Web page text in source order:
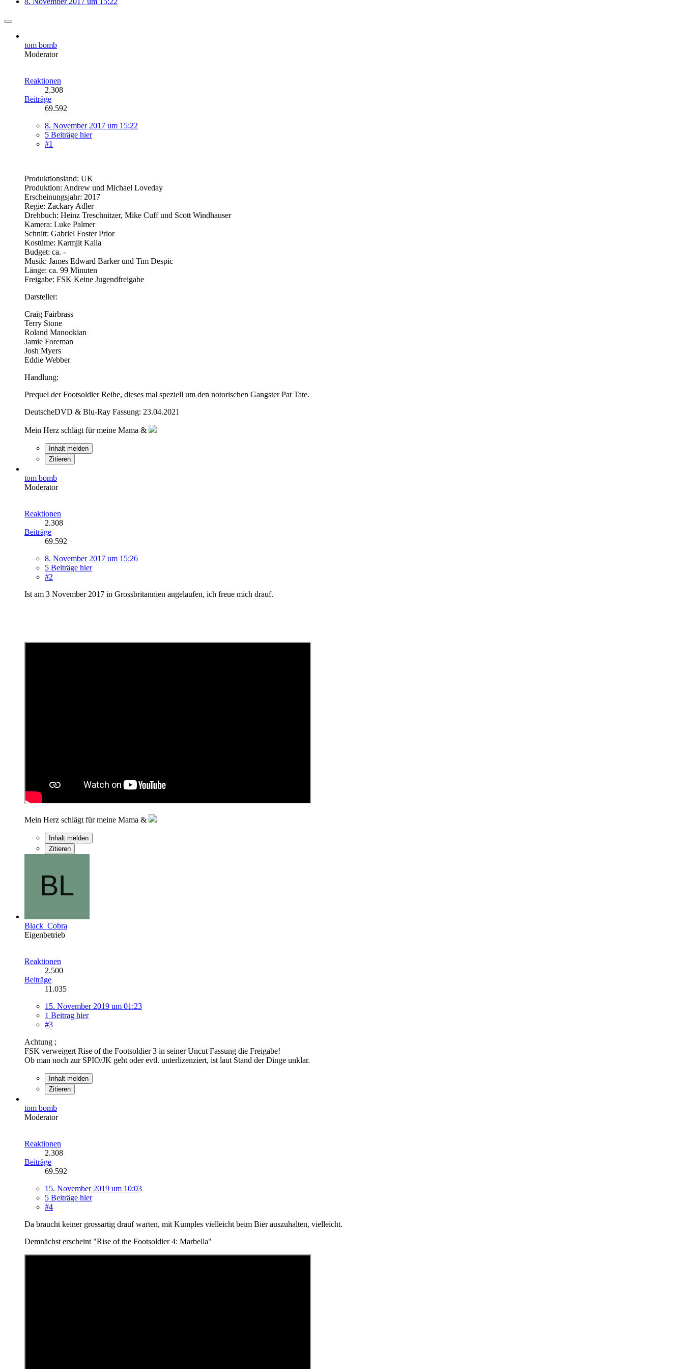
tom bomb
Moderator
Reaktionen
2.308
Beiträge
69.592
8. November 2017 um 15:22
5 Beiträge hier
#1
Produktionsland: UK
Produktion: Andrew und Michael Loveday
Erscheinungsjahr: 2017
Regie: Zackary Adler
Drehbuch: Heinz Treschnitzer, Mike Cuff und Scott Windhauser
Kamera: Luke Palmer
Schnitt: Gabriel Foster Prior
Kostüme: Karmjit Kalla
Budget: ca. -
Musik: James Edward Barker und Tim Despic
Länge: ca. 99 Minuten
Freigabe: FSK Keine Jugendfreigabe
Darsteller:
Craig Fairbrass
Terry Stone
Roland Manookian
Jamie Foreman
Josh Myers
Eddie Webber
Handlung:
Prequel der Footsoldier Reihe, dieses mal speziell um den notorischen Gangster Pat Tate.
DeutscheDVD & Blu-Ray Fassung: 23.04.2021
Mein Herz schlägt für meine Mama &
Inhalt melden
Zitieren
tom bomb
Moderator
Reaktionen
2.308
Beiträge
69.592
8. November 2017 um 15:26
5 Beiträge hier
#2
Ist am 3 November 2017 in Grossbritannien angelaufen, ich freue mich drauf.
Mein Herz schlägt für meine Mama &
Inhalt melden
Zitieren
Black_Cobra
Eigenbetrieb
Reaktionen
2.500
Beiträge
11.035
15. November 2019 um 01:23
1 Beitrag hier
#3
Achtung ;
FSK verweigert Rise of the Footsoldier 3 in seiner Uncut Fassung die Freigabe!
Ob man noch zur SPIO/JK geht oder evtl. unterlizenziert, ist laut Stand der Dinge unklar.
Inhalt melden
Zitieren
tom bomb
Moderator
Reaktionen
2.308
Beiträge
69.592
15. November 2019 um 10:03
5 Beiträge hier
#4
Da braucht keiner grossartig drauf warten, mit Kumples vielleicht beim Bier auszuhalten, vielleicht.
Demnächst erscheint "Rise of the Footsoldier 4: Marbella"